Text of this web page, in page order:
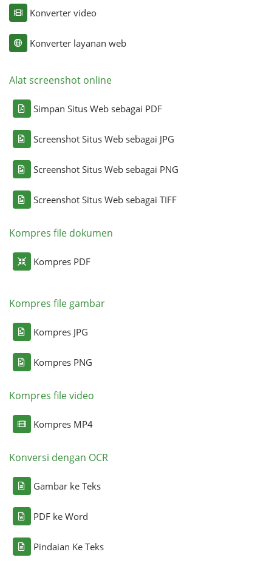
Konverter video
Konverter layanan web
Alat screenshot online
Simpan Situs Web sebagai PDF
Screenshot Situs Web sebagai JPG
Screenshot Situs Web sebagai PNG
Screenshot Situs Web sebagai TIFF
Kompres file dokumen
Kompres PDF
Kompres file gambar
Kompres JPG
Kompres PNG
Kompres file video
Kompres MP4
Konversi dengan OCR
Gambar ke Teks
PDF ke Word
Pindaian Ke Teks